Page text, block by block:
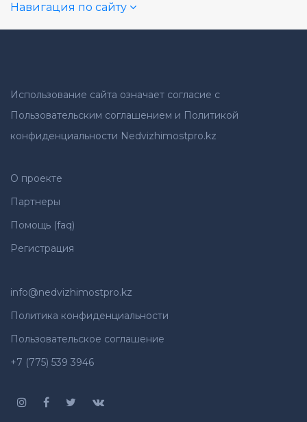
Навигация по сайту
Использование сайта означает согласие с
Пользовательским соглашением и Политикой
конфиденциальности Nedvizhimostpro.kz
О проекте
Партнеры
Помощь (faq)
Регистрация
info@nedvizhimostpro.kz
Политика конфиденциальности
Пользовательское соглашение
+7 (775) 539 3946